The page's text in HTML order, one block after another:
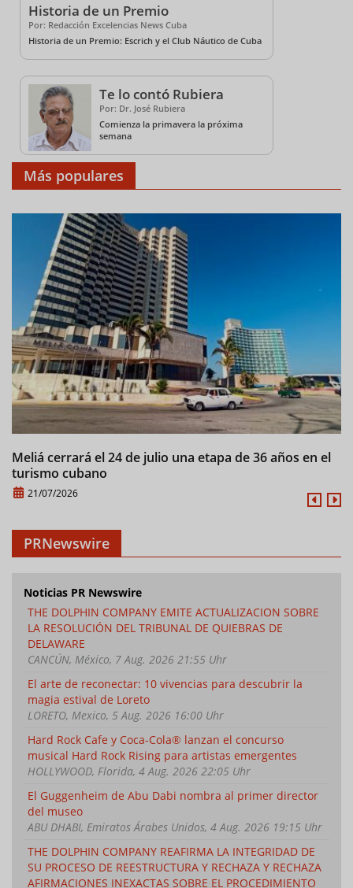
Historia de un Premio
Por: Redacción Excelencias News Cuba
Historia de un Premio: Escrich y el Club Náutico de Cuba
Te lo contó Rubiera
Por: Dr. José Rubiera
Comienza la primavera la próxima
semana
Más populares
Meliá cerrará el 24 de julio una etapa de 36 años en el
turismo cubano
21/07/2026
PRNewswire
Noticias PR Newswire
THE DOLPHIN COMPANY EMITE ACTUALIZACION SOBRE
LA RESOLUCIÓN DEL TRIBUNAL DE QUIEBRAS DE
DELAWARE
CANCÚN, México, 7 Aug. 2026 21:55 Uhr
El arte de reconectar: 10 vivencias para descubrir la
magia estival de Loreto
LORETO, Mexico, 5 Aug. 2026 16:00 Uhr
Hard Rock Cafe y Coca-Cola® lanzan el concurso
musical Hard Rock Rising para artistas emergentes
HOLLYWOOD, Florida, 4 Aug. 2026 22:05 Uhr
El Guggenheim de Abu Dabi nombra al primer director
del museo
ABU DHABI, Emiratos Árabes Unidos, 4 Aug. 2026 19:15 Uhr
THE DOLPHIN COMPANY REAFIRMA LA INTEGRIDAD DE
SU PROCESO DE REESTRUCTURA Y RECHAZA Y RECHAZA
AFIRMACIONES INEXACTAS SOBRE EL PROCEDIMIENTO